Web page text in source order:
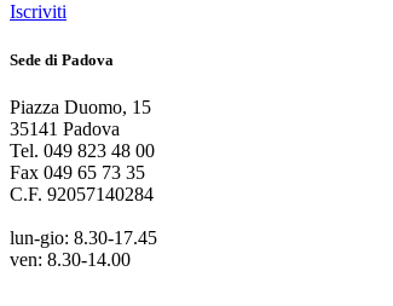
Iscriviti
Sede di Padova
Piazza Duomo, 15
35141 Padova
Tel. 049 823 48 00
Fax 049 65 73 35
C.F. 92057140284
lun-gio: 8.30-17.45
ven: 8.30-14.00